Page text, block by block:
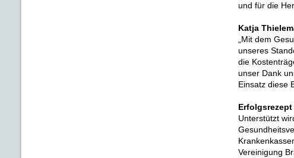
und für die
Katja
„Mit dem
unseres
die
unser Dank
Einsatz diese
Unterstützt
Vereinigung